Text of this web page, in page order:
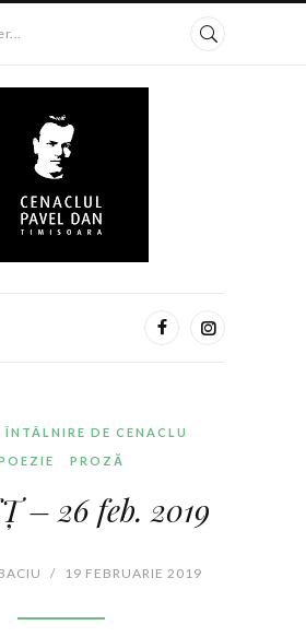
ÎNTÂLNIRE DE CENACLU
PROZĂ
– 26 feb. 2019
/ 19 FEBRUARIE 2019